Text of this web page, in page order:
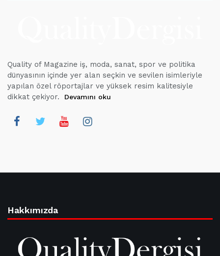
Quality of Magazine iş, moda, sanat, spor ve politika
dünyasının içinde yer alan seçkin ve sevilen isimleriyle
yapılan özel röportajlar ve yüksek resim kalitesiyle
dikkat çekiyor.
Devamını oku
Hakkımızda